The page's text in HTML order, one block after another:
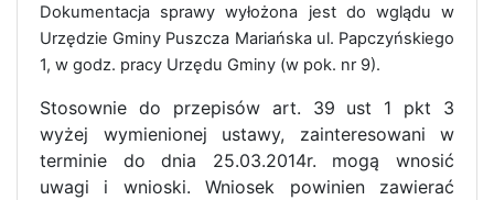
Dokumentacja sprawy wyłożona jest do wglądu w
Urzędzie Gminy Puszcza Mariańska ul. Papczyńskiego
1, w godz. pracy Urzędu Gminy (w pok. nr 9).
Stosownie do przepisów art. 39 ust 1 pkt 3
wyżej wymienionej ustawy, zainteresowani w
terminie do dnia 25.03.2014r. mogą wnosić
uwagi i wnioski. Wniosek powinien zawierać